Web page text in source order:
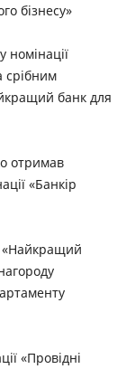
бізнесу»
срібним
банк для
отримав
«Банкір
«Найкращий
«Провідні